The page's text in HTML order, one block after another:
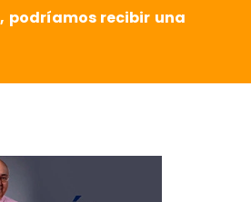
podríamos recibir una